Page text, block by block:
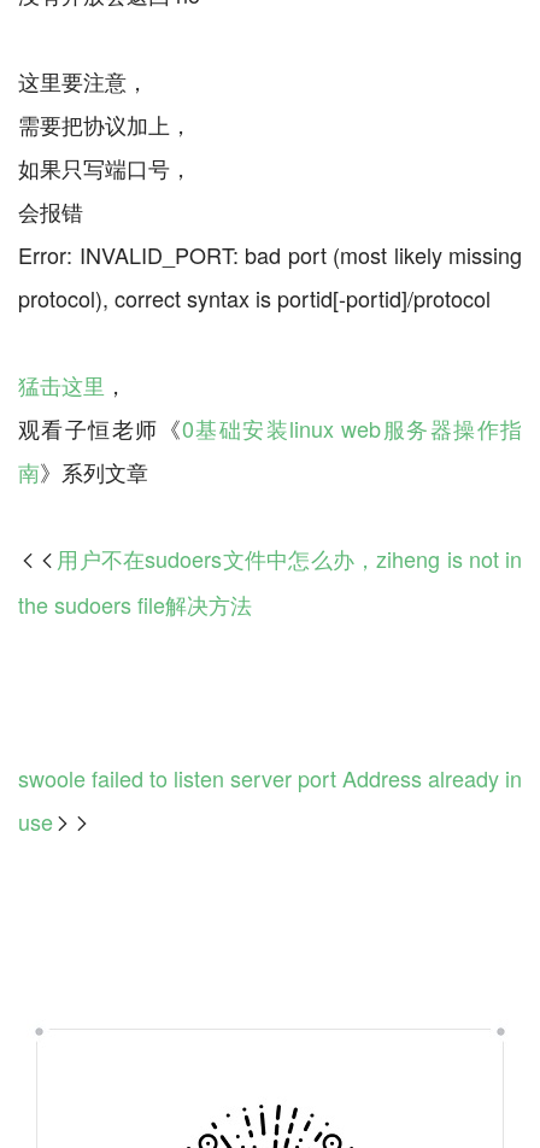
这里要注意，
需要把协议加上，
如果只写端口号，
会报错
Error: INVALID_PORT: bad port (most likely missing
protocol), correct syntax is portid[-portid]/protocol
猛击这里 ，
观看子恒老师《0基础安装linux web服务器操作指
南
 用户不在sudoers文件中怎么办，ziheng is not in
the sudoers file解决方法
swoole failed to listen server port Address already in
use 